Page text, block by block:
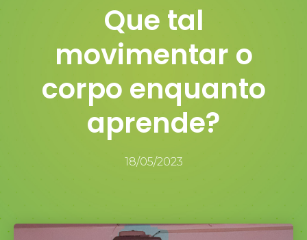
Que tal
movimentar o
corpo enquanto
aprende?
18/05/2023